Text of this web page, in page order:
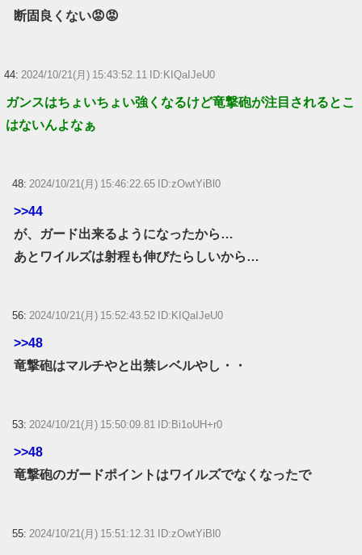
断固良くない😡😡
44: 2024/10/21(月) 15:43:52.11 ID:KIQaIJeU0
ガンスはちょいちょい強くなるけど竜撃砲が注目されるとこ
はないんよなぁ
48: 2024/10/21(月) 15:46:22.65 ID:zOwtYiBl0
>>44
が、ガード出来るようになったから…
あとワイルズは射程も伸びたらしいから…
56: 2024/10/21(月) 15:52:43.52 ID:KIQaIJeU0
>>48
竜撃砲はマルチやと出禁レベルやし・・
53: 2024/10/21(月) 15:50:09.81 ID:Bi1oUH+r0
>>48
竜撃砲のガードポイントはワイルズでなくなったで
55: 2024/10/21(月) 15:51:12.31 ID:zOwtYiBl0